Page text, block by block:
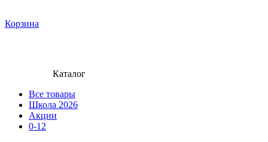
Корзина
Каталог
Все товары
Школа 2026
Акции
0-12